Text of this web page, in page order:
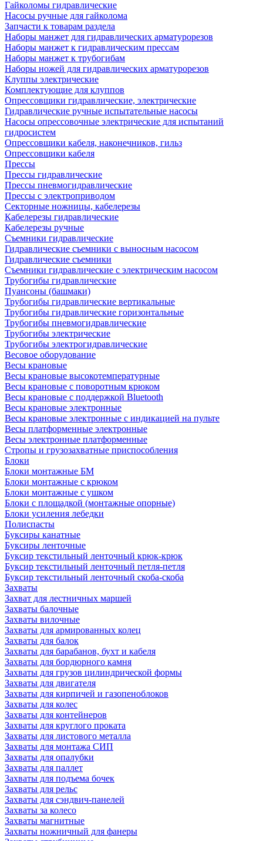
Гайколомы гидравлические
Насосы ручные для гайколома
Запчасти к товарам раздела
Наборы манжет для гидравлических арматурорезов
Наборы манжет к гидравлическим прессам
Наборы манжет к трубогибам
Наборы ножей для гидравлических арматурорезов
Клуппы электрические
Комплектующие для клуппов
Опрессовщики гидравлические, электрические
Гидравлические ручные испытательные насосы
Насосы опрессовочные электрические для испытаний
гидросистем
Опрессовщики кабеля, наконечников, гильз
Опрессовщики кабеля
Прессы
Прессы гидравлические
Прессы пневмогидравлические
Прессы с электроприводом
Секторные ножницы, кабелерезы
Кабелерезы гидравлические
Кабелерезы ручные
Съемники гидравлические
Гидравлические cъемники с выносным насосом
Гидравлические съемники
Съемники гидравлические с электрическим насосом
Трубогибы гидравлические
Пуансоны (башмаки)
Трубогибы гидравлические вертикальные
Трубогибы гидравлические горизонтальные
Трубогибы пневмогидравлические
Трубогибы электрические
Трубогибы электрогидравлические
Весовое оборудование
Весы крановые
Весы крановые высокотемпературные
Весы крановые с поворотным крюком
Весы крановые с поддержкой Bluetooth
Весы крановые электронные
Весы крановые электронные с индикацией на пульте
Весы платформенные электронные
Весы электронные платформенные
Стропы и грузозахватные приспособления
Блоки
Блоки монтажные БМ
Блоки монтажные с крюком
Блоки монтажные с ушком
Блоки с площадкой (монтажные опорные)
Блоки усиления лебедки
Полиспасты
Буксиры канатные
Буксиры ленточные
Буксир текстильный ленточный крюк-крюк
Буксир текстильный ленточный петля-петля
Буксир текстильный ленточный скоба-скоба
Захваты
Захват для лестничных маршей
Захваты балочные
Захваты вилочные
Захваты для армированных колец
Захваты для балок
Захваты для барабанов, бухт и кабеля
Захваты для бордюрного камня
Захваты для грузов цилиндрической формы
Захваты для двигателя
Захваты для кирпичей и газопеноблоков
Захваты для колес
Захваты для контейнеров
Захваты для круглого проката
Захваты для листового металла
Захваты для монтажа СИП
Захваты для опалубки
Захваты для паллет
Захваты для подъема бочек
Захваты для рельс
Захваты для сэндвич-панелей
Захваты за колесо
Захваты магнитные
Захваты ножничный для фанеры